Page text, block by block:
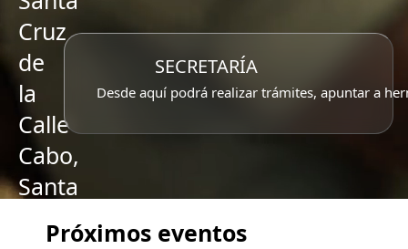
Cruz
de
la
Calle
Cabo,
Santa
Caridad
SECRETARÍA
Desde aquí podrá realizar trámites, apuntar a
Próximos eventos